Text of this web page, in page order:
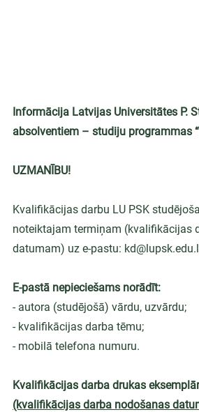
Informācija Latvijas Universitātes P.
absolventiem – studiju programmas
UZMANĪBU!
Kvalifikācijas darbu LU PSK
noteiktajam termiņam (kvalifikācijas
datumam) uz e-pastu:
E-pastā nepieciešams norādīt:
- autora (studējošā) vārdu, uzvārdu;
- kvalifikācijas darba tēmu;
- mobilā telefona numuru.
Kvalifikācijas darba drukas
(kvalifikācijas darba nodošanas